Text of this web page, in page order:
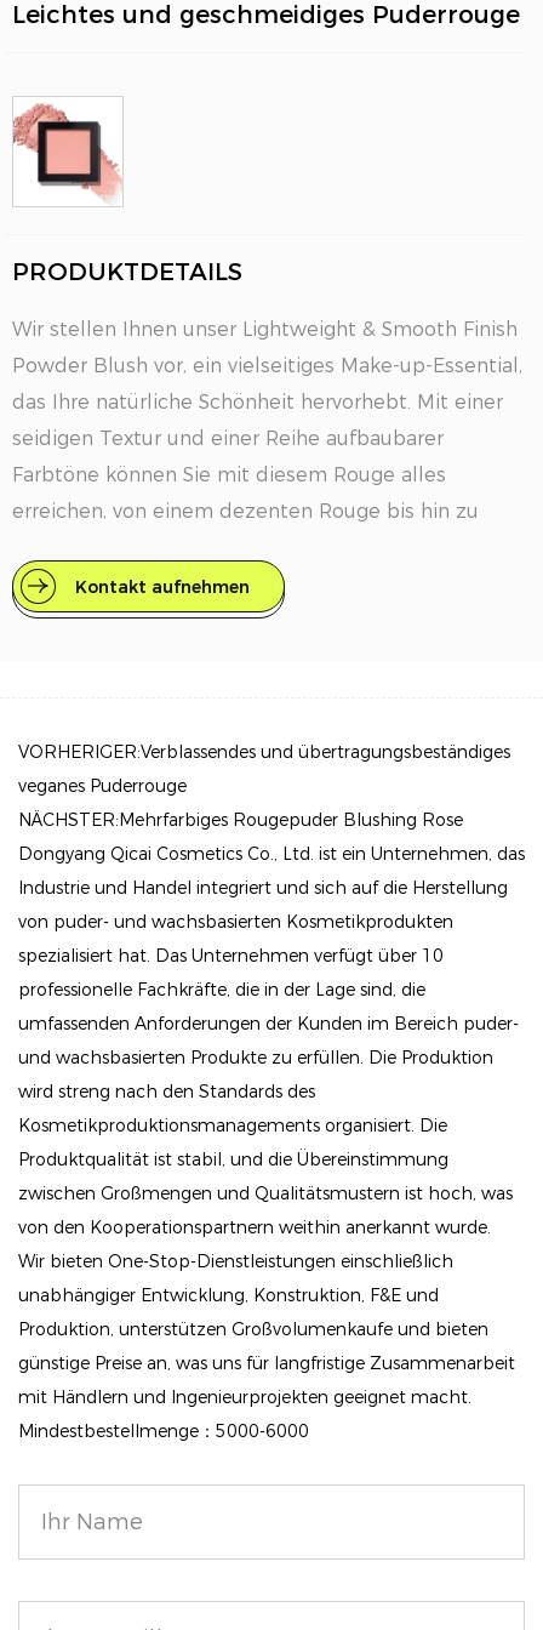
Leichtes und geschmeidiges Puderrouge
PRODUKTDETAILS
Wir stellen Ihnen unser Lightweight & Smooth Finish
Powder Blush vor, ein vielseitiges Make-up-Essential,
das Ihre natürliche Schönheit hervorhebt. Mit einer
seidigen Textur und einer Reihe aufbaubarer
Farbtöne können Sie mit diesem Rouge alles
erreichen, von einem dezenten Rouge bis hin zu
für jeden Anlass und sorgt für ein langanhaltendes
Finish, das Ihren Hautton wunderbar ergänzt.
ultrafeinen Partikeln, die für ein leichtes Gefühl auf
der Haut sorgen und eine sanfte Anwendung und ein
angenehmes Tragegefühl den ganzen Tag über
gewährleisten.
Aufbaubare Farbe: Passen Sie Ihren Look ganz einfach
an! Dieses Rouge lässt sich mühelos übereinander
auftragen und ermöglicht den Übergang von einem
sanften, natürlichen Glanz zu einem dramatischeren
Effekt, ohne dabei ein nahtloses Finish zu verlieren.
Lebendige Farbtöne: Unser Rouge ist in einer
atemberaubenden Auswahl an Farbtönen erhältlich
Farbe ist mit echten Pigmenten formuliert, die satte,
lebendige Ergebnisse liefern.
Langanhaltender Tragekomfort: Genießen Sie einen
frischen, strahlenden Look, der den ganzen Tag
anhält. Unser Rouge ist so konzipiert, dass es dem
Test der Zeit standhält und dafür sorgt, dass Ihre
Wangen von morgens bis abends lebendig und schön
definiert aussehen.
Vielseitige Oberflächen: Wählen Sie aus einer Reihe
von Oberflächen, darunter matt, satiniert und
schimmernd, damit Sie Ihren Stil und Ihre Stimmung
Kontakt aufnehmen
VORHERIGER:Verblassendes und übertragungsbeständiges
veganes Puderrouge
NÄCHSTER:Mehrfarbiges Rougepuder Blushing Rose
Dongyang Qicai Cosmetics Co., Ltd. ist ein Unternehmen, das
Industrie und Handel integriert und sich auf die Herstellung
von puder- und wachsbasierten Kosmetikprodukten
spezialisiert hat. Das Unternehmen verfügt über 10
professionelle Fachkräfte, die in der Lage sind, die
umfassenden Anforderungen der Kunden im Bereich puder-
und wachsbasierten Produkte zu erfüllen. Die Produktion
wird streng nach den Standards des
Kosmetikproduktionsmanagements organisiert. Die
Produktqualität ist stabil, und die Übereinstimmung
zwischen Großmengen und Qualitätsmustern ist hoch, was
von den Kooperationspartnern weithin anerkannt wurde.
Wir bieten One-Stop-Dienstleistungen einschließlich
unabhängiger Entwicklung, Konstruktion, F&E und
Produktion, unterstützen Großvolumenkaufe und bieten
günstige Preise an, was uns für langfristige Zusammenarbeit
mit Händlern und Ingenieurprojekten geeignet macht.
Mindestbestellmenge：5000-6000